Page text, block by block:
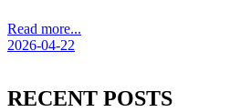
Read more...
2026-04-22
RECENT POSTS